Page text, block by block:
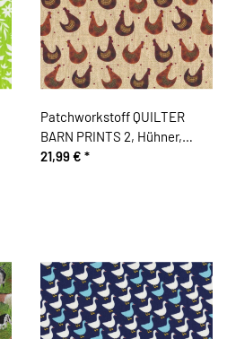
Patchworkstoff QUILTER
BARN PRINTS 2, Hühner,
beige, Benartex
21,99 € *